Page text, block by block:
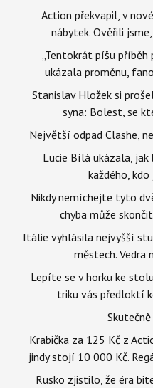
Action překvapil, v
nábytek. Ověřili
„Tentokrát píšu
ukázala proměnu,
Stanislav Hložek si
syna: Bolest, se
Největší odpad Clashe,
Lucie Bílá ukázala,
každého,
Nikdy nemíchejte tyto
chyba může
Itálie vyhlásila nejvyšší
městech. Vedra
Lepíte se v horku ke
triku vás předloktí
Krabička za 125 Kč z
jindy stojí 10 000 Kč.
Rusko zjistilo, že éra